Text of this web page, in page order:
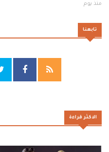
منذ يوم
تابعنا
الاكثر قراءة